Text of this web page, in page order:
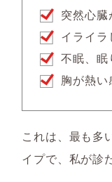
突然心臓
イライラ
不眠、眠
胸が熱い
これは、最も多
イプで、私が診